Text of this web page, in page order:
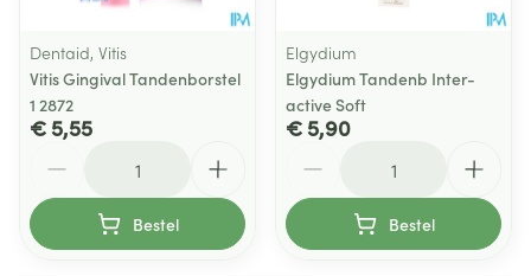
Dentaid, Vitis
Vitis Gingival Tandenborstel
1 2872
€ 5,55
Bestel
Elgydium
Elgydium Tandenb Inter-
active Soft
€ 5,90
Bestel